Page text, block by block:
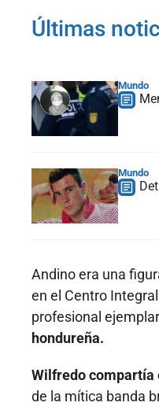
Últimas
Mundo
Mundo
Andino era una
en el Centro
profesional
hondureña.
Wilfredo compartía
de la mítica banda